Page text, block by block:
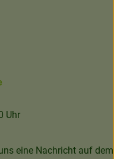
Uhr
eine Nachricht auf dem